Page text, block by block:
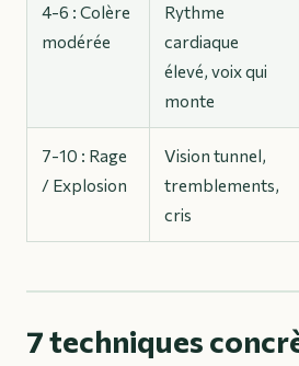
4-6 : Colère
modérée
Rythme
cardiaque
élevé, voix qui
monte
7-10 : Rage
/ Explosion
Vision tunnel,
tremblements,
cris
7 techniques